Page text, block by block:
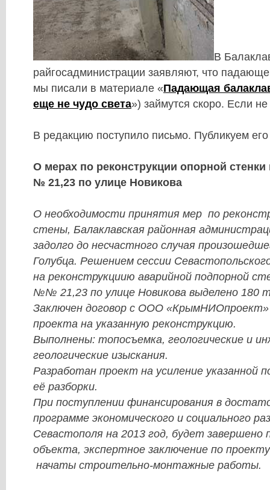
В
райгосадминистрации заявляют, что
мы писали в материале «Падающая
еще не чудо света») займутся скоро. Если не
В редакцию поступило письмо. Публикуем
О мерах по реконструкции опорной
№ 21,23 по улице Новикова
О необходимости принятия мер по
стены, Балаклавская районная
задолго до несчастного случая
Голубца. Решением сессии
на реконструкциию аварийной подпорной
№№ 21,23 по улице Новикова выделено 180
Заключен договор с ООО «КрымНИОпроект»
проекта на указанную реконструкцию.
Выполнены: топосъемка, геологические и
геологические изыскания.
Разработан проект на усиление указанной
её разборки.
При поступлении финансирования в
программе экономического и социального
Севастополя на 2013 год, будет завершено
объекта, экспертное заключение по
начаты строительно-монтажные работы.